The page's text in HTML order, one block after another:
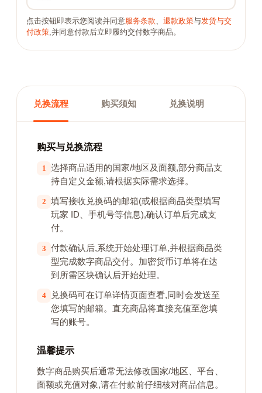
点击按钮即表示您阅读并同意服务条款、 退款政策与发货与交
付政策,并同意付款后立即履约交付数字商品。
兑换流程 购买须知 兑换说明
购买与兑换流程
1 选择商品适用的国家/地区及面额,部分商品支
持自定义金额,请根据实际需求选择。
2 填写接收兑换码的邮箱(或根据商品类型填写
玩家 ID、手机号等信息),确认订单后完成支
付。
3 付款确认后,系统开始处理订单,并根据商品类
型完成数字商品交付。加密货币订单将在达
到所需区块确认后开始处理。
4
兑换码可在订单详情页面查看,同时会发送至
您填写的邮箱。直充商品将直接充值至您填
写的账号。
温馨提示
数字商品购买后通常无法修改国家/地区、平台、
面额或充值对象,请在付款前仔细核对商品信息。